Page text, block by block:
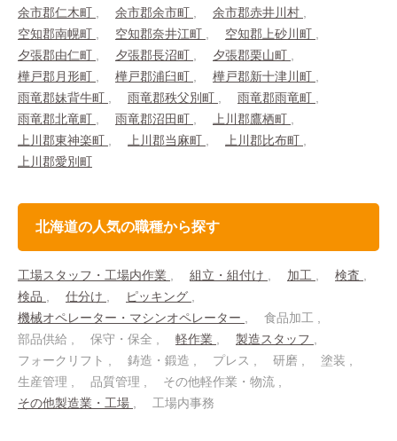
余市郡仁木町
余市郡余市町
余市郡赤井川村
空知郡南幌町
空知郡奈井江町
空知郡上砂川町
夕張郡由仁町
夕張郡長沼町
夕張郡栗山町
樺戸郡月形町
樺戸郡浦臼町
樺戸郡新十津川町
雨竜郡妹背牛町
雨竜郡秩父別町
雨竜郡雨竜町
雨竜郡北竜町
雨竜郡沼田町
上川郡鷹栖町
上川郡東神楽町
上川郡当麻町
上川郡比布町
上川郡愛別町
北海道の人気の職種から探す
工場スタッフ・工場内作業 組立・組付け 加工
検査
検品
仕分け
ピッキング
機械オペレーター・マシンオペレーター
食品加工
部品供給
保守・保全 軽作業
製造スタッフ
フォークリフト
鋳造・鍛造 プレス 研磨
塗装
生産管理
品質管理
その他軽作業・物流
その他製造業・工場
工場内事務